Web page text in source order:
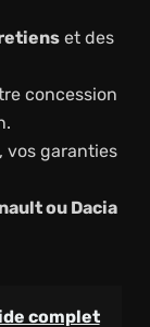
et des
concession
vos garanties
ou Dacia
complet